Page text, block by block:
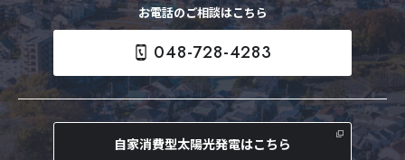
お電話のご相談はこちら
048-728-4283
自家消費型太陽光発電はこちら